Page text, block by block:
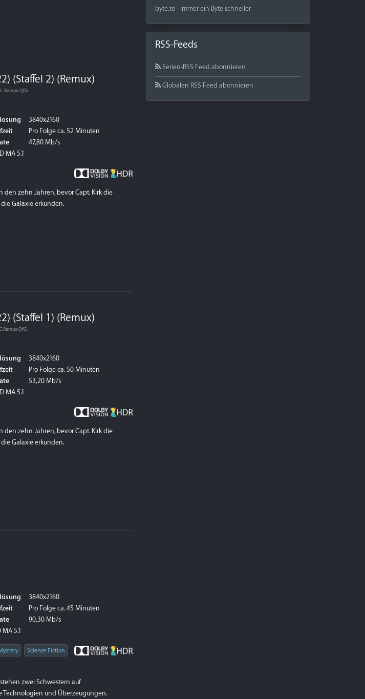
(Staffel 2) (Remux)
QfG
MA 5.1
3840x2160
Pro Folge ca. 52 Minuten
47,80 Mb/s
den zehn Jahren, bevor Capt. Kirk die
Galaxie erkunden.
(Staffel 1) (Remux)
QfG
MA 5.1
3840x2160
Pro Folge ca. 50 Minuten
53,20 Mb/s
den zehn Jahren, bevor Capt. Kirk die
Galaxie erkunden.
5.1
3840x2160
Pro Folge ca. 45 Minuten
90,30 Mb/s
Science Fiction
zwei Schwestern auf
Technologien und Überzeugungen.
byte.to - immer ein Byte schneller
RSS-Feeds
Serien-RSS Feed abonnieren
Globalen RSS Feed abonnieren